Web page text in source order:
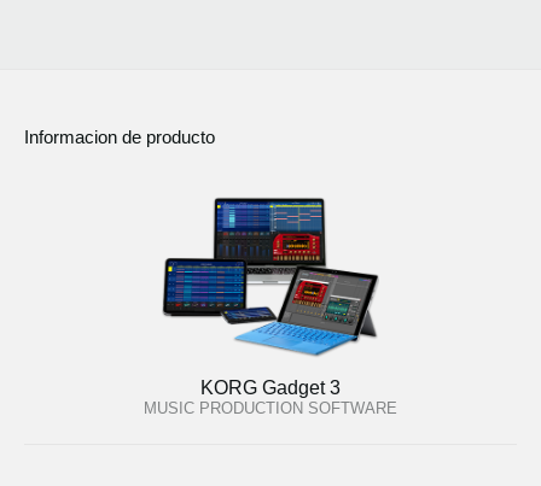
Informacion de producto
KORG Gadget 3
MUSIC PRODUCTION SOFTWARE